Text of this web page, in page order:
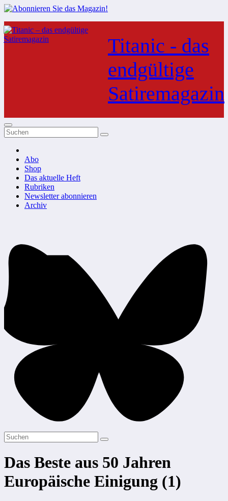
Zum
Inhalt
springen
Titanic - das
endgültige
Satiremagazin
Abo
Shop
Das aktuelle Heft
Rubriken
Newsletter abonnieren
Archiv
Das Beste aus 50 Jahren
Europäische Einigung (1)